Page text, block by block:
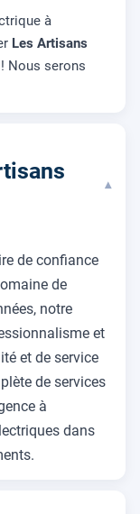
à
Les Artisans
Nous serons
▾
de confiance
de
notre
et
et de service
de services
à
dans